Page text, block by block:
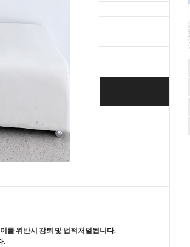
를 위반시 강퇴 및 법적처벌됩니다.
.